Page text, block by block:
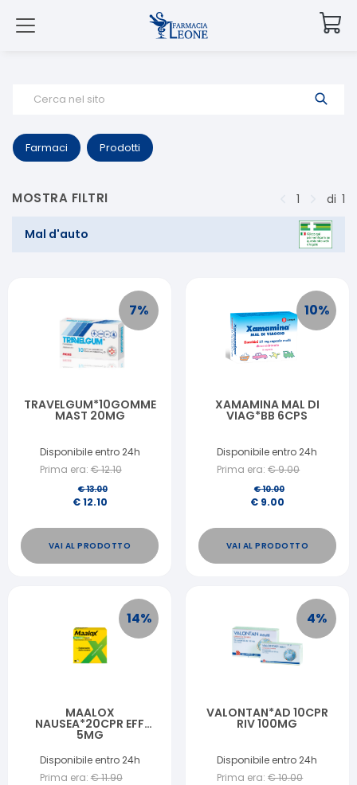
Cerca nel sito
Farmaci Prodotti
MOSTRA FILTRI 1 di 1
Mal d'auto
7%
TRAVELGUM*10GOMME
MAST 20MG
Disponibile entro 24h
Prima era: €12.10
€13.00
€12.10
VAI AL PRODOTTO
10%
XAMAMINA MAL DI
VIAG*BB 6CPS
Disponibile entro 24h
Prima era: €9.00
€10.00
€ 9.00
VAI AL PRODOTTO
14%
MAALOX
NAUSEA*20CPR EFF
5MG
Disponibile entro 24h
Prima era: €11.90
4%
VALONTAN*AD 10CPR
RIV 100MG
Disponibile entro 24h
Prima era: €10.00